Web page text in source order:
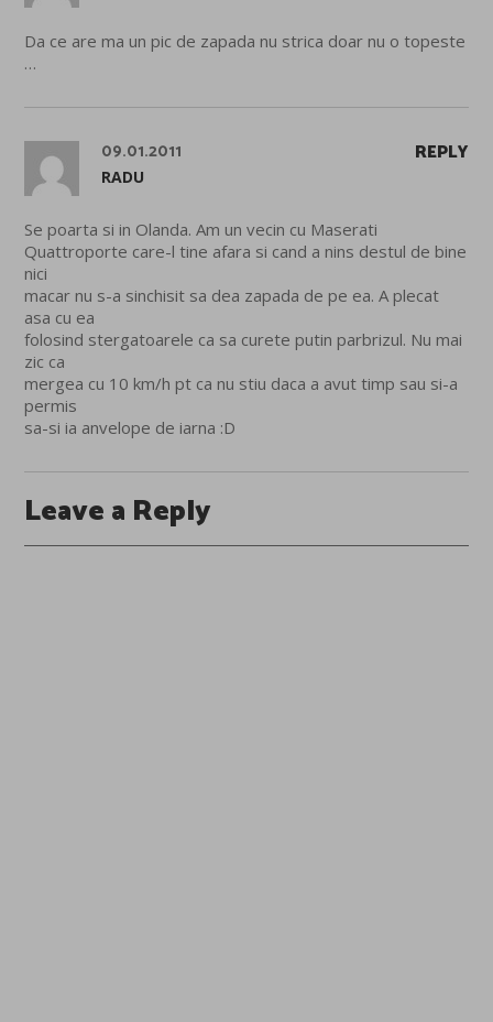
Da ce are ma un pic de zapada nu strica doar nu o topeste
…
REPLY
09.01.2011
RADU
Se poarta si in Olanda. Am un vecin cu Maserati
Quattroporte care-l tine afara si cand a nins destul de bine
nici
macar nu s-a sinchisit sa dea zapada de pe ea. A plecat
asa cu ea
folosind stergatoarele ca sa curete putin parbrizul. Nu mai
zic ca
mergea cu 10 km/h pt ca nu stiu daca a avut timp sau si-a
permis
sa-si ia anvelope de iarna :D
Leave a Reply